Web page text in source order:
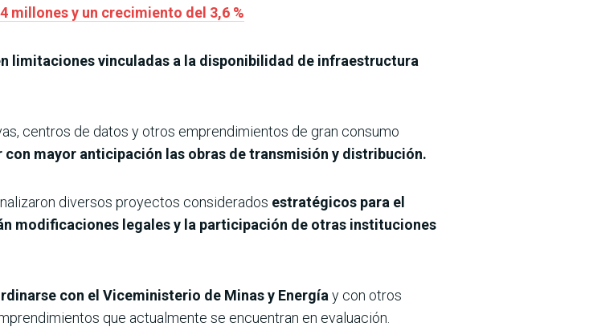
millones y un crecimiento del 3,6 %
limitaciones vinculadas a la disponibilidad de infraestructura
centros de datos y otros emprendimientos de gran consumo
con mayor anticipación las obras de transmisión y distribución.
diversos proyectos considerados estratégicos para el
modificaciones legales y la participación de otras instituciones
con el Viceministerio de Minas y Energíay con otros
que actualmente se encuentran en evaluación.